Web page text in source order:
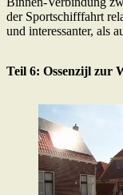
der Sportschifffahrt
und interessanter, als
Teil 6: Ossenzijl zur